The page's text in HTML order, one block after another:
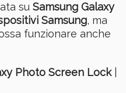
su Samsung Galaxy
Samsung, ma
funzionare anche
Photo Screen Lock|